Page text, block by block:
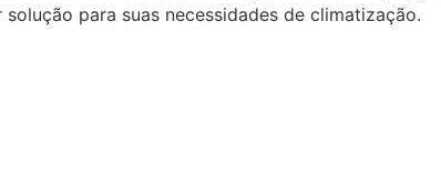
para suas necessidades de climatização.